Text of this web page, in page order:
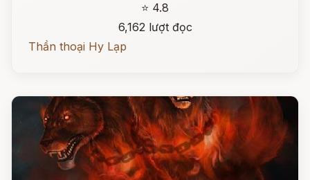
⭐ 4.8
6,162 lượt đọc
Thần thoại Hy Lạp